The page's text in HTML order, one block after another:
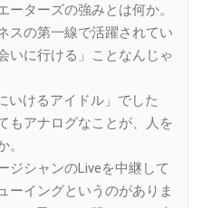
ーターズの強みとは何か。
スの第一線で活躍されてい
いに行ける」ことなんじゃ
いけるアイドル」でした
もアナログなことが、人を
ジシャンのLiveを中継して
ーイングというのがありま